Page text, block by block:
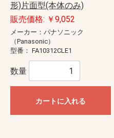
形)片面型(本体のみ)
販売価格: ￥9,052
メーカー：パナソニック
（Panasonic）
型番： FA10312CLE1
数量
カートに入れる